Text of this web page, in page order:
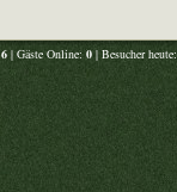
6| Gäste Online:0| Besucher heute: